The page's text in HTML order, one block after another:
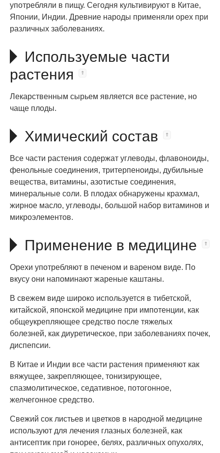
употребляли в пищу. Сегодня культивируют в Китае,
Японии, Индии. Древние народы применяли орех при
различных заболеваниях.
Используемые части
растения
Лекарственным сырьем является все растение, но
чаще плоды.
Химический состав
Все части растения содержат углеводы, флавоноиды,
фенольные соединения, тритерпеноиды, дубильные
вещества, витамины, азотистые соединения,
минеральные соли. В плодах обнаружены крахмал,
жирное масло, углеводы, большой набор витаминов и
микроэлементов.
Применение в медицине
Орехи употребляют в печеном и вареном виде. По
вкусу они напоминают жареные каштаны.
В свежем виде широко используется в тибетской,
китайской, японской медицине при импотенции, как
общеукрепляющее средство после тяжелых
болезней, как диуретическое, при заболеваниях почек,
диспепсии.
В Китае и Индии все части растения применяют как
вяжущее, закрепляющее, тонизирующее,
спазмолитическое, седативное, потогонное,
желчегонное средство.
Свежий сок листьев и цветков в народной медицине
используют для лечения глазных болезней, как
антисептик при гонорее, белях, различных опухолях,